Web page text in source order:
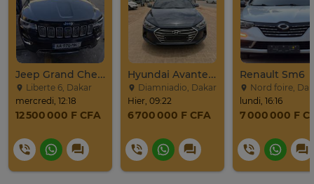
Jeep Grand Cherokee Overland 2019 À Vendre
Liberte 6, Dakar
mercredi, 12:18
12 500 000 F CFA
Hyundai Avante 2017
Diamniadio, Dakar
Hier, 09:22
6 700 000 F CFA
Renault Sm6
Nord foire,
lundi, 16:16
7 000 000 F